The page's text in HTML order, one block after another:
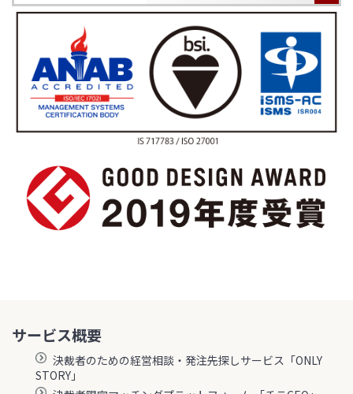
サービス概要
決裁者のための経営相談・発注先探しサービス「ONLY
STORY」